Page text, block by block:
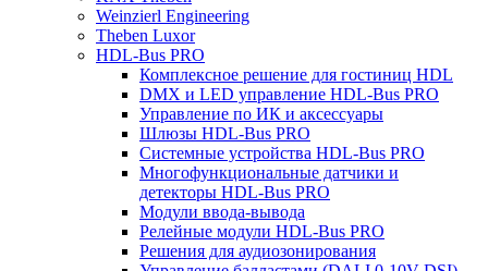
Weinzierl Engineering
Theben Luxor
HDL-Bus PRO
Комплексное решение для гостиниц HDL
DMX и LED управление HDL-Bus PRO
Управление по ИК и аксессуары
Шлюзы HDL-Bus PRO
Системные устройства HDL-Bus PRO
Многофункциональные датчики и
детекторы HDL-Bus PRO
Модули ввода-вывода
Релейные модули HDL-Bus PRO
Решения для аудиозонирования